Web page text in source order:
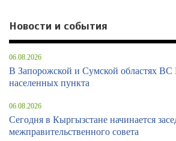
Новости и события
06.08.2026
В Запорожской и Сумской областях ВС
населенных пункта
06.08.2026
Сегодня в Кыргызстане начинается
межправительственного совета